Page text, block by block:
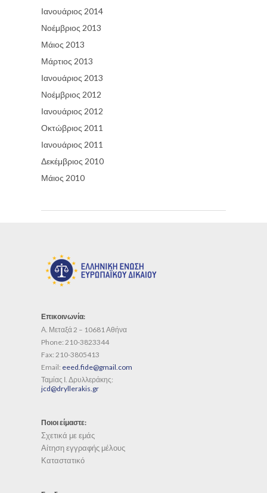
Ιανουάριος 2014
Νοέμβριος 2013
Μάιος 2013
Μάρτιος 2013
Ιανουάριος 2013
Νοέμβριος 2012
Ιανουάριος 2012
Οκτώβριος 2011
Ιανουάριος 2011
Δεκέμβριος 2010
Μάιος 2010
Επικοινωνία:
Α. Μεταξά 2 – 10681 Αθήνα
Phone: 210-3823344
Fax: 210-3805413
Email: eeed.fide@gmail.com
Ταμίας Ι. Δρυλλεράκης:
jcd@dryllerakis.gr
Ποιοι είμαστε:
Σχετικά με εμάς
Αίτηση εγγραφής μέλους
Καταστατικό